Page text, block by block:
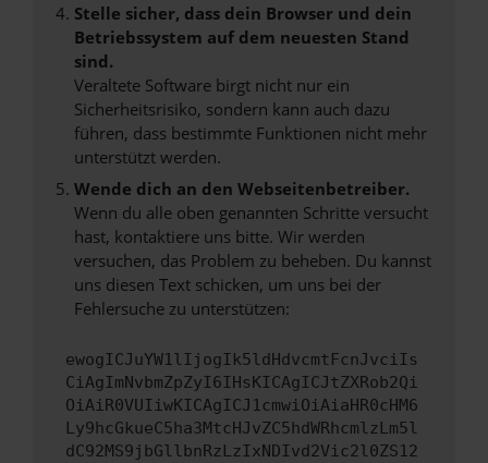
Stelle sicher, dass dein Browser und dein
Betriebssystem auf dem neuesten Stand
sind.
Veraltete Software birgt nicht nur ein
Sicherheitsrisiko, sondern kann auch dazu
führen, dass bestimmte Funktionen nicht mehr
unterstützt werden.
Wende dich an den Webseitenbetreiber.
Wenn du alle oben genannten Schritte versucht
hast, kontaktiere uns bitte. Wir werden
versuchen, das Problem zu beheben. Du kannst
uns diesen Text schicken, um uns bei der
Fehlersuche zu unterstützen:
ewogICJuYW1lIjogIk5ldHdvcmtFcnJvciIs
CiAgImNvbmZpZyI6IHsKICAgICJtZXRob2Qi
OiAiR0VUIiwKICAgICJ1cmwiOiAiaHR0cHM6
Ly9hcGkueC5ha3MtcHJvZC5hdWRhcmlzLm5l
dC92MS9jbGllbnRzLzIxNDIvd2Vic2l0ZS12